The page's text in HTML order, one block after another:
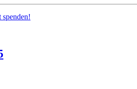
spenden!